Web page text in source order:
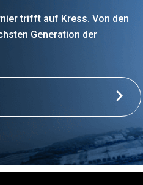
trifft auf Kress. Von den
Generation der